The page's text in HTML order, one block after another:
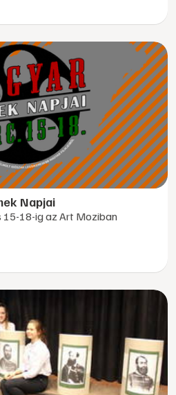
Napjai
15-18-ig az Art Moziban